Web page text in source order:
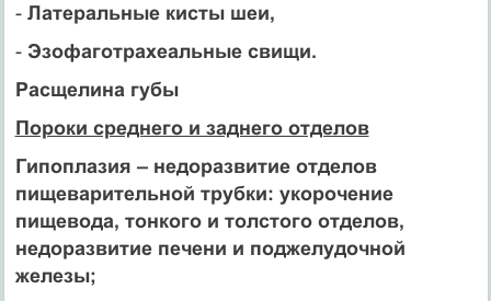
- Латеральные кисты шеи,
- Эзофаготрахеальные свищи.
Расщелина губы
Пороки среднего и заднего отделов
Гипоплазия – недоразвитие отделов
пищеварительной трубки: укорочение
пищевода, тонкого и толстого отделов,
недоразвитие печени и поджелудочной
железы;